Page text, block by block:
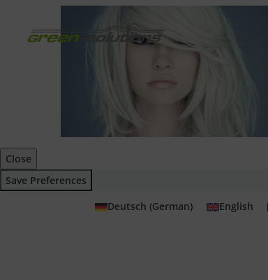
Close
Save Preferences
Deutsch (German) English